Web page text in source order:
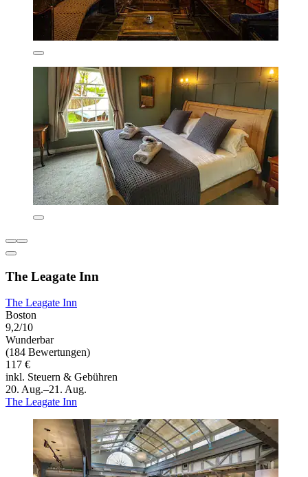
The Leagate Inn
The Leagate Inn
Boston
9,2/10
Wunderbar
(184 Bewertungen)
117 €
inkl. Steuern & Gebühren
20. Aug.–21. Aug.
The Leagate Inn